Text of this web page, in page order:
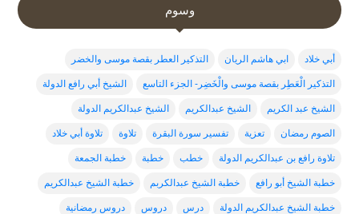
وسوم
أبي خلاد ابي هاشم الريان التذكير العطر بقصة موسى والخضر
التذكير الْعَطِر بقصة موسى والْخَضِر- الجزء التاسع الشيخ أبي رافع الدولة
الشيخ عبد الكريم الشيخ عبدالكريم الشيخ عبدالكريم الدولة
الصوم رمضان تعزية تفسير سورة البقرة تلاوة تلاوة أبي خلاد
تلاوة رافع بن عبدالكريم الدولة خطب خطبة خطبة الجمعة
خطبة الشيخ أبو رافع خطبة الشيخ عبدالكربم خطبة الشيخ عبدالكريم
خطبة الشيخ عبدالكريم الدولة درس دروس دروس رمضانية